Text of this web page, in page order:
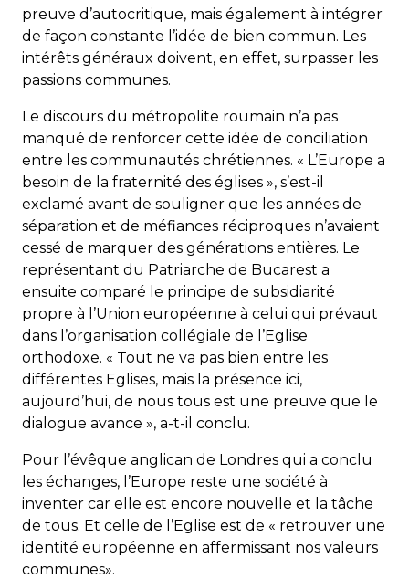
preuve d’autocritique, mais également à intégrer
de façon constante l’idée de bien commun. Les
intérêts généraux doivent, en effet, surpasser les
passions communes.
Le discours du métropolite roumain n’a pas
manqué de renforcer cette idée de conciliation
entre les communautés chrétiennes. « L’Europe a
besoin de la fraternité des églises », s’est-il
exclamé avant de souligner que les années de
séparation et de méfiances réciproques n’avaient
cessé de marquer des générations entières. Le
représentant du Patriarche de Bucarest a
ensuite comparé le principe de subsidiarité
propre à l’Union européenne à celui qui prévaut
dans l’organisation collégiale de l’Eglise
orthodoxe. « Tout ne va pas bien entre les
différentes Eglises, mais la présence ici,
aujourd’hui, de nous tous est une preuve que le
dialogue avance », a-t-il conclu.
Pour l’évêque anglican de Londres qui a conclu
les échanges, l’Europe reste une société à
inventer car elle est encore nouvelle et la tâche
de tous. Et celle de l’Eglise est de « retrouver une
identité européenne en affermissant nos valeurs
communes».